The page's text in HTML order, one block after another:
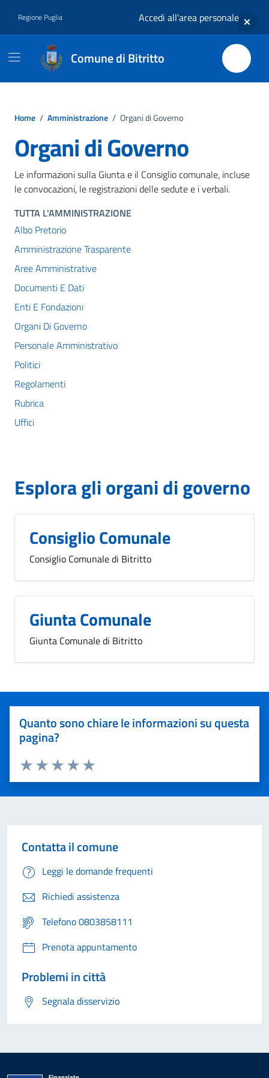
Regione Puglia Accedi all'area personale
Comune di Bitritto
Home / Amministrazione / Organi di Governo
Organi di Governo
Le informazioni sulla Giunta e il Consiglio comunale, incluse
le convocazioni, le registrazioni delle sedute e i verbali.
TUTTA L'AMMINISTRAZIONE
Albo Pretorio
Amministrazione Trasparente
Aree Amministrative
Documenti E Dati
Enti E Fondazioni
Organi Di Governo
Personale Amministrativo
Politici
Regolamenti
Rubrica
Uffici
Esplora gli organi di governo
Consiglio Comunale
Consiglio Comunale di Bitritto
Giunta Comunale
Giunta Comunale di Bitritto
Quanto sono chiare le informazioni su questa
pagina?
Valuta 5 stelle su 5
Valuta 4 stelle su 5
Valuta 3 stelle su 5
Valuta 2 stelle su 5
Valuta 1 stelle su 5
Contatta il comune
Leggi le domande frequenti
Richiedi assistenza
Telefono 0803858111
Prenota appuntamento
Problemi in città
Segnala disservizio